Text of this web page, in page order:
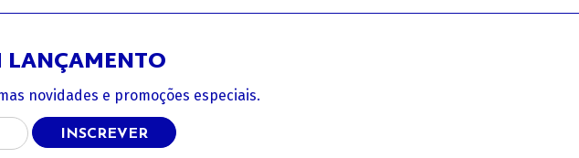
novidades e promoções especiais.
INSCREVER